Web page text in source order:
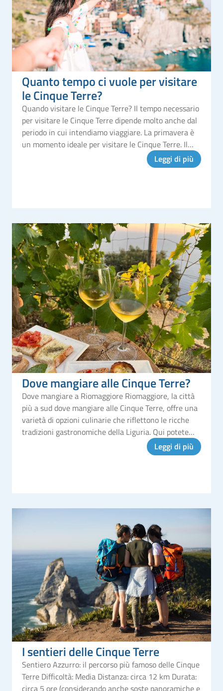
Quanto tempo ci vuole per visitare
le Cinque Terre?
Quando visitare le Cinque Terre? Il tempo necessario
per visitare le Cinque Terre dipende molto anche dal
periodo in cui intendiamo viaggiare. La primavera è
un momento ideale per visitare le Cinque Terre. Il
clima è mite, le fioriture sono spettacolari e le città
Leggi di più
Dove mangiare alle Cinque Terre?
Dove mangiare a Riomaggiore Riomaggiore, la città
più a sud dove mangiare alle Cinque Terre, offre una
varietà di opzioni culinarie che riflettono le ricche
tradizioni gastronomiche della Liguria. Qui potete
gustare piatti a base di pesce fresco, prodotti locali e
Leggi di più
I sentieri delle Cinque Terre
Sentiero Azzurro: il percorso più famoso delle Cinque
Terre Difficoltà: Media Distanza: circa 12 km Durata:
circa 5 ore (considerando anche soste panoramiche e